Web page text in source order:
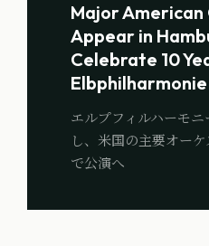
Major
Appear in
Celebrate 10
Elbphilharmonie
エルプフィルハーモ
し、米国の主要オー
で公演へ